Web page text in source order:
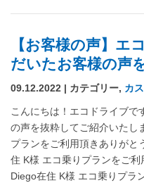
【お客様の声】エ
だいたお客様の声
09.12.2022 | カテゴリー, カ
こんにちは！エコドライブで
の声を抜粋してご紹介いた
プランをご利用頂きありが
住 K様 エコ乗りプランをご
Diego在住 K様 エコ乗りプラ